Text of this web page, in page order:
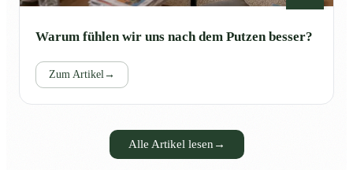
Warum fühlen wir uns nach dem Putzen besser?
Zum Artikel→
Alle Artikel lesen →